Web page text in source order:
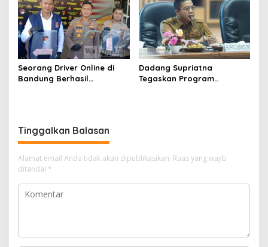
Seorang Driver Online di
Bandung Berhasil
Dadang Supriatna
Tegaskan Program
Tinggalkan Balasan
Alamat email Anda tidak akan dipublikasikan. Ruas yang wajib
ditandai *